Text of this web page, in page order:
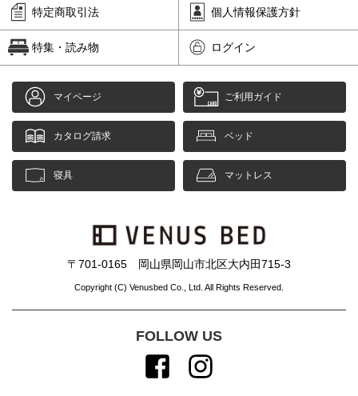
特定商取引法 個人情報保護方針
特集・読み物 ログイン
マイページ ご利用ガイド
カタログ請求 ベッド
寝具 マットレス
〒701-0165 岡山県岡山市北区大内田715-3
Copyright (C) Venusbed Co., Ltd. All Rights Reserved.
FOLLOW US